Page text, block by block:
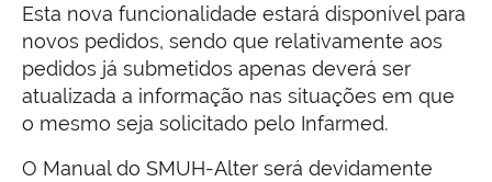
Esta nova funcionalidade estará disponível para
novos pedidos, sendo que relativamente aos
pedidos já submetidos apenas deverá ser
atualizada a informação nas situações em que
o mesmo seja solicitado pelo Infarmed.
O Manual do SMUH-Alter será devidamente